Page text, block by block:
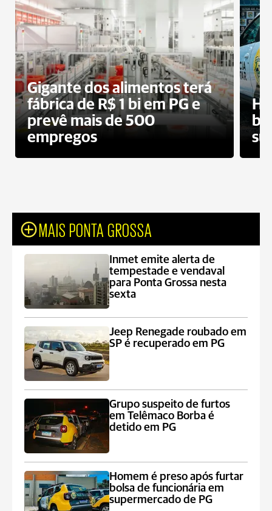
Gigante dos alimentos terá
fábrica de R$ 1 bi em PG e
prevê mais de 500
empregos
MAIS PONTA GROSSA
Inmet emite alerta de
tempestade e vendaval
para Ponta Grossa nesta
sexta
Jeep Renegade roubado em
SP é recuperado em PG
Grupo suspeito de furtos
em Telêmaco Borba é
detido em PG
Homem é preso após furtar
bolsa de funcionária em
supermercado de PG